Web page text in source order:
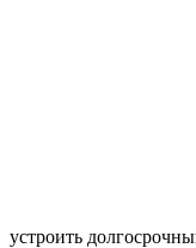
устроить